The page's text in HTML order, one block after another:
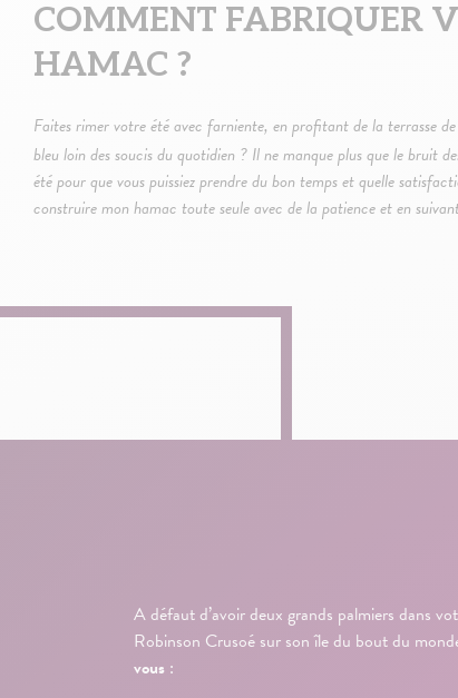
COMMENT FABRIQUER
HAMAC ?
Faites rimer votre été avec farniente, en profitant de la terrasse
bleu loin des soucis du quotidien ? Il ne manque plus que le bruit
été pour que vous puissiez prendre du bon temps et quelle
construire mon hamac toute seule avec de la patience et en
A défaut d’avoir deux grands palmiers dans
Robinson Crusoé sur son île du bout du
vous :